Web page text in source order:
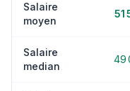
Salaire
moyen
51
Salaire
median
49